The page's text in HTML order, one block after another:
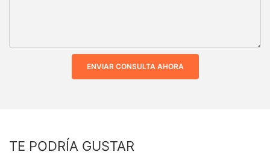
ENVIAR CONSULTA AHORA
TE PODRÍA GUSTAR